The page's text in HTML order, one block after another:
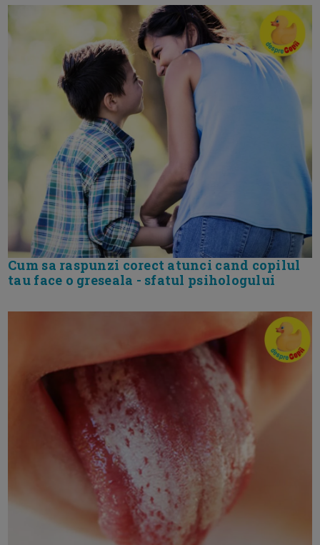
Cum sa raspunzi corect atunci cand copilul
tau face o greseala - sfatul psihologului